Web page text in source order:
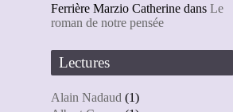
Ferrière Marzio Catherine dans Le
roman de notre pensée
Lectures
Alain Nadaud (1)